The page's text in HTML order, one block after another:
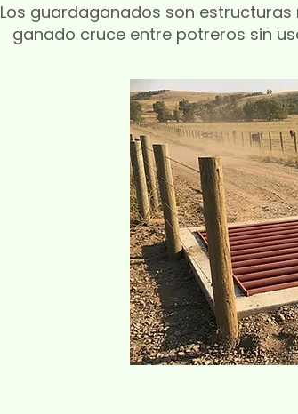
Los guardaganados son
ganado cruce entre potreros sin